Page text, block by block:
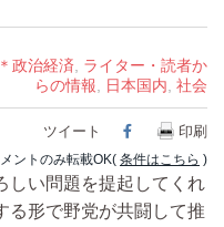
＊政治経済
ライター・読者か
らの情報
日本国内 社会
ツイート Facebook
印刷
ントのみ転載OK( 条件はこちら )
い問題を提起してくれ
る形で野党が共闘して推